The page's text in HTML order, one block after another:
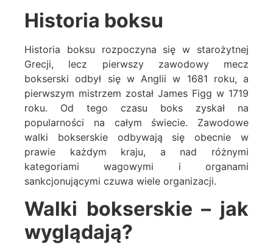
Historia boksu
Historia boksu rozpoczyna się w starożytnej
Grecji, lecz pierwszy zawodowy mecz
bokserski odbył się w Anglii w 1681 roku, a
pierwszym mistrzem został James Figg w 1719
roku. Od tego czasu boks zyskał na
popularności na całym świecie. Zawodowe
walki bokserskie odbywają się obecnie w
prawie każdym kraju, a nad różnymi
kategoriami wagowymi i organami
sankcjonującymi czuwa wiele organizacji.
Walki bokserskie – jak
wyglądają?